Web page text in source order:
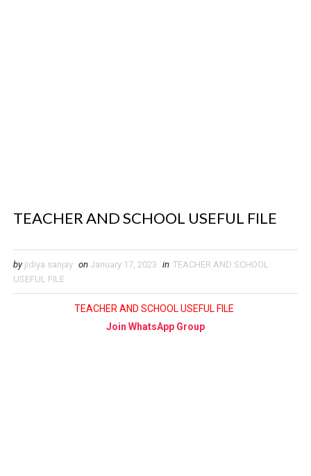
TEACHER AND SCHOOL USEFUL FILE
by jidiya sanjay on January 17, 2023 in TEACHER AND SCHOOL
USEFUL FILE
TEACHER AND SCHOOL USEFUL FILE
Join WhatsApp Group